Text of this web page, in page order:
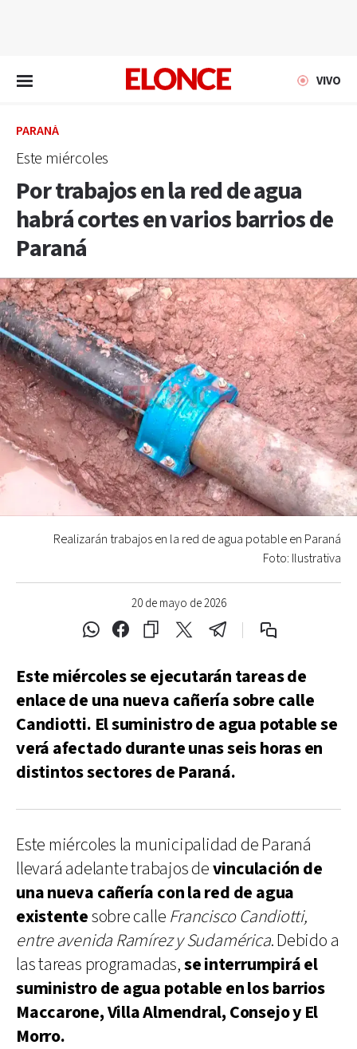
VIVO
PARANÁ
Este miércoles
Por trabajos en la red de agua
habrá cortes en varios barrios de
Paraná
20 de mayo de 2026
Realizarán trabajos en la red de agua potable en Paraná
Foto: Ilustrativa
Este miércoles se ejecutarán tareas de
enlace de una nueva cañería sobre calle
Candiotti. El suministro de agua potable se
verá afectado durante unas seis horas en
distintos sectores de Paraná.
Este miércoles la municipalidad de Paraná
llevará adelante trabajos devinculación de
una nueva cañería con la red de agua
existentesobre calle Francisco Candiotti,
entre avenida Ramírez y Sudamérica. Debido a
las tareas programadas,se interrumpirá el
suministro de agua potable en los barrios
Maccarone, Villa Almendral, Consejo y El
Morro.